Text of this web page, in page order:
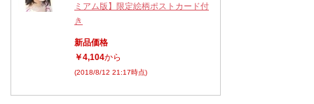
ミアム版】限定絵柄ポストカード付
き
新品価格
￥4,104から
(2018/8/12 21:17時点)